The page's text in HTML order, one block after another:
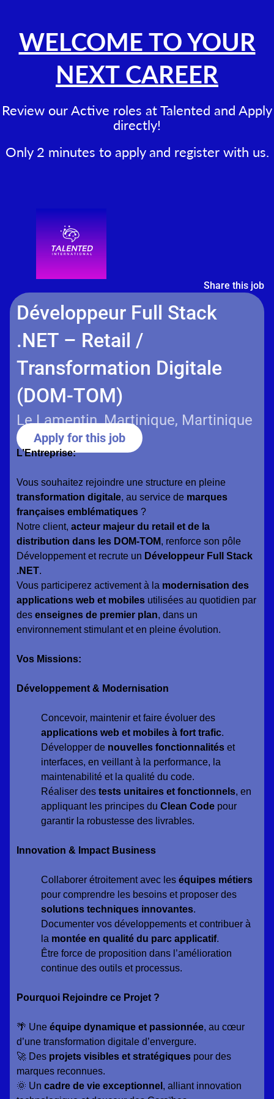
WELCOME TO YOUR
NEXT CAREER
Review our Active roles at Talented and Apply
directly!
Only 2 minutes to apply and register with us.
Share this job
Développeur Full Stack
.NET – Retail /
Transformation Digitale
(DOM-TOM)
Le Lamentin, Martinique, Martinique
Apply for this job
L’Entreprise:
Vous souhaitez rejoindre une structure en pleine
transformation digitale, au service de marques
françaises emblématiques ?
Notre client,acteur majeur du retail et de la
distribution dans les DOM-TOM, renforce son pôle
Développement et recrute un Développeur Full Stack
.NET.
Vous participerez activement à la modernisation des
applications web et mobiles utilisées au quotidien par
desenseignes de premier plan, dans un
environnement stimulant et en pleine évolution.
Vos Missions:
Développement & Modernisation
Concevoir, maintenir et faire évoluer des
applications web et mobiles à fort trafic.
Développer de nouvelles fonctionnalités et
interfaces, en veillant à la performance, la
maintenabilité et la qualité du code.
Réaliser destests unitaires et fonctionnels, en
appliquant les principes duClean Code pour
garantir la robustesse des livrables.
Innovation & Impact Business
Collaborer étroitement avec leséquipes métiers
pour comprendre les besoins et proposer des
solutions techniques innovantes.
Documenter vos développements et contribuer à
la montée en qualité du parc applicatif.
Être force de proposition dans l’amélioration
continue des outils et processus.
Pourquoi Rejoindre ce Projet ?
🌴 Uneéquipe dynamique et passionnée, au cœur
d’une transformation digitale d’envergure.
🚀 Des projets visibles et stratégiques pour des
marques reconnues.
🌞 Uncadre de vie exceptionnel , alliant innovation